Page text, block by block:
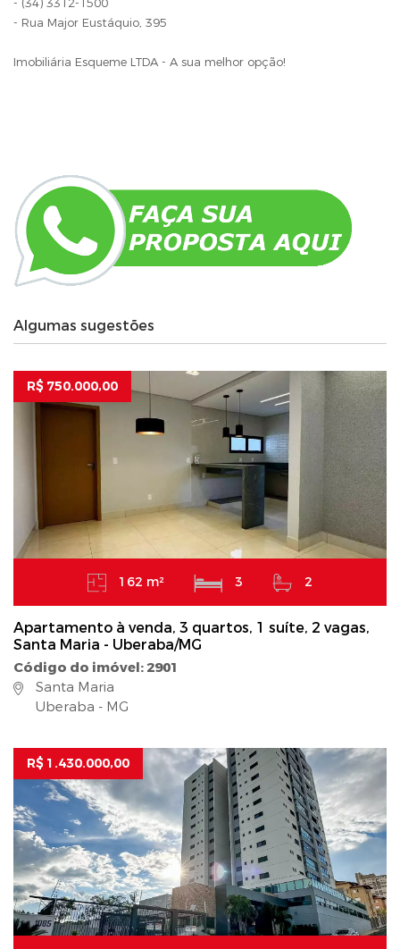
- Rua Major Eustáquio, 395
Imobiliária Esqueme LTDA - A sua melhor opção!
Algumas sugestões
R$ 750.000,00
162 m² 3 2
Apartamento à venda, 3 quartos, 1 suíte, 2 vagas,
Santa Maria - Uberaba/MG
Código do imóvel: 2901
Santa Maria
Uberaba - MG
R$ 1.430.000,00